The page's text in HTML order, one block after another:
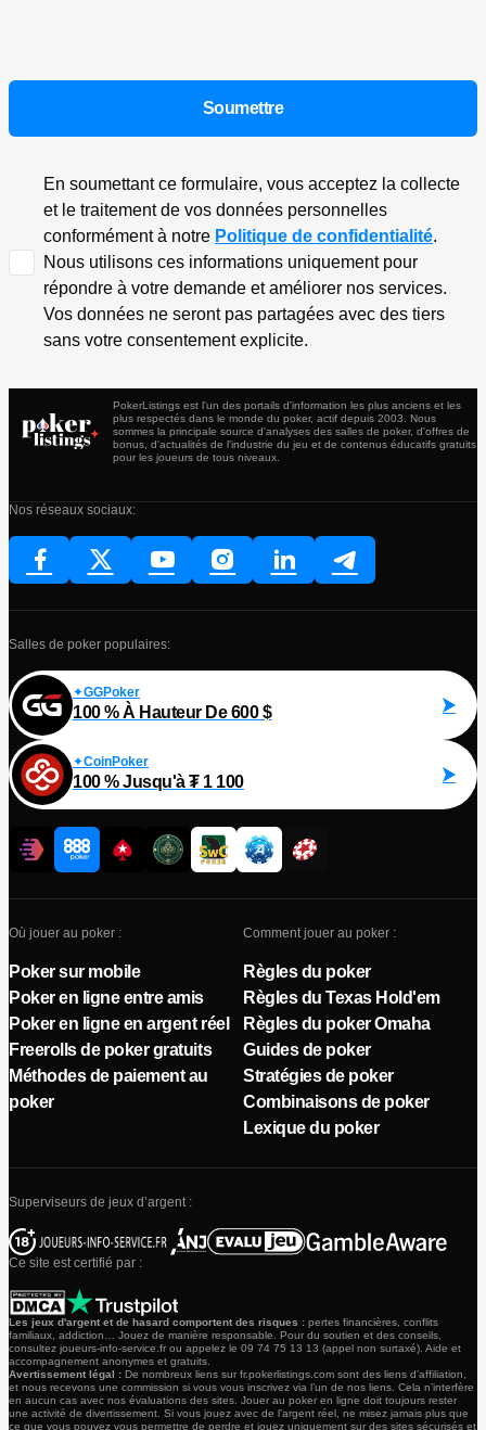
En soumettant ce formulaire, vous acceptez la collecte
et le traitement de vos données personnelles
conformément à notre Politique de confidentialité.
Nous utilisons ces informations uniquement pour
répondre à votre demande et améliorer nos services.
Vos données ne seront pas partagées avec des tiers
sans votre consentement explicite.
PokerListings est l'un des portails d'information les plus anciens et les
plus respectés dans le monde du poker, actif depuis 2003. Nous
sommes la principale source d'analyses des salles de poker, d'offres de
bonus, d'actualités de l'industrie du jeu et de contenus éducatifs gratuits
pour les joueurs de tous niveaux.
Nos réseaux sociaux:
Salles de poker populaires:
GGPoker
100 % À Hauteur De 600 $
CoinPoker
100 % Jusqu'à ₮ 1 100
Où jouer au poker :
Poker sur mobile
Poker en ligne entre amis
Poker en ligne en argent réel
Freerolls de poker gratuits
Méthodes de paiement au
poker
Comment jouer au poker :
Règles du poker
Règles du Texas Hold'em
Règles du poker Omaha
Guides de poker
Stratégies de poker
Combinaisons de poker
Lexique du poker
Superviseurs de jeux d’argent :
Ce site est certifié par :
Les jeux d'argent et de hasard comportent des risques : pertes financières, conflits
familiaux, addiction… Jouez de manière responsable. Pour du soutien et des conseils,
consultez joueurs-info-service.fr ou appelez le 09 74 75 13 13 (appel non surtaxé). Aide et
accompagnement anonymes et gratuits.
Avertissement légal : De nombreux liens sur fr.pokerlistings.com sont des liens d’affiliation,
et nous recevons une commission si vous vous inscrivez via l’un de nos liens. Cela n’interfère
en aucun cas avec nos évaluations des sites. Jouer au poker en ligne doit toujours rester
une activité de divertissement. Si vous jouez avec de l’argent réel, ne misez jamais plus que
ce que vous pouvez vous permettre de perdre et jouez uniquement sur des sites sécurisés et